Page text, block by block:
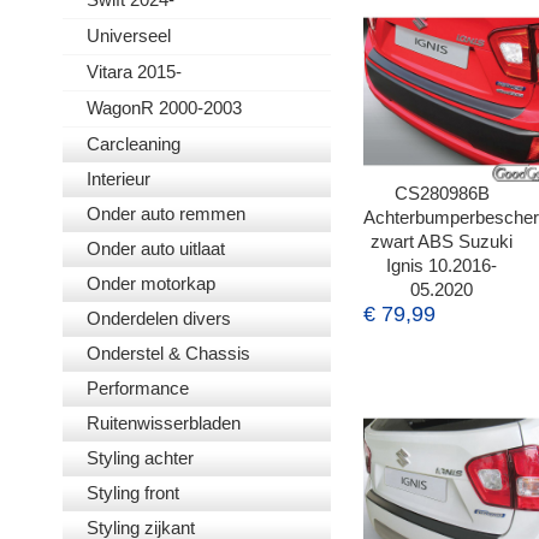
Universeel
Vitara 2015-
WagonR 2000-2003
Carcleaning
Interieur
Onder auto remmen
Onder auto uitlaat
Onder motorkap
Onderdelen divers
Onderstel & Chassis
Performance
Ruitenwisserbladen
Styling achter
Styling front
Styling zijkant
CS280986B
zwart ABS Suzuki
Ignis 10.2016-
05.2020
€ 79,99